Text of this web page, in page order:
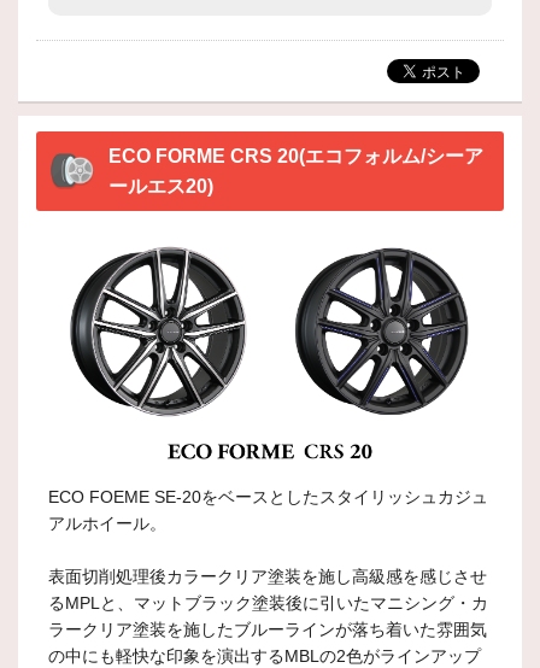
ECO FORME CRS 20(エコフォルム/シーア
ールエス20)
ECO FOEME SE-20をベースとしたスタイリッシュカジュ
アルホイール。
表面切削処理後カラークリア塗装を施し高級感を感じさせ
るMPLと、マットブラック塗装後に引いたマニシング・カ
ラークリア塗装を施したブルーラインが落ち着いた雰囲気
の中にも軽快な印象を演出するMBLの2色がラインアップ